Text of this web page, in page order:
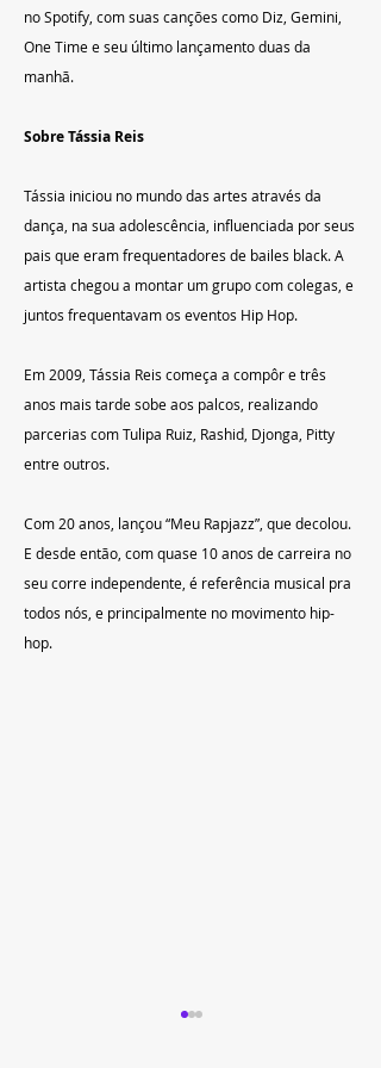
no Spotify, com suas canções como Diz, Gemini,
One Time e seu último lançamento duas da
manhã.
Sobre Tássia Reis
Tássia iniciou no mundo das artes através da
dança, na sua adolescência, influenciada por seus
pais que eram frequentadores de bailes black. A
artista chegou a montar um grupo com colegas, e
juntos frequentavam os eventos Hip Hop.
Em 2009, Tássia Reis começa a compôr e três
anos mais tarde sobe aos palcos, realizando
parcerias com Tulipa Ruiz, Rashid, Djonga, Pitty
entre outros.
Com 20 anos, lançou “Meu Rapjazz”, que decolou.
E desde então, com quase 10 anos de carreira no
seu corre independente, é referência musical pra
todos nós, e principalmente no movimento hip-
hop.